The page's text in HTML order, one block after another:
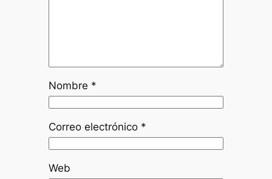
Nombre *
Correo electrónico *
Web